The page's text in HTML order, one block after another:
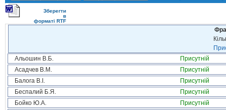
Зберегти
в
форматі RTF
Альошин В.Б.
Присутній
Асадчев В.М.
Присутній
Балога В.І.
Присутній
Беспалий Б.Я.
Присутній
Бойко Ю.А.
Присутній